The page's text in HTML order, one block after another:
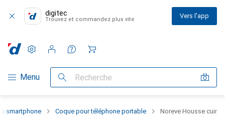
digitec
Trouvez et commandez plus vite Vers l'app
Navigation par catégorie
Menu Recherche
Paramètres
Compte client
Listes de comparaison
Listes d'envies
Panier
smartphone Coque pour téléphone portable Noreve Housse cuir